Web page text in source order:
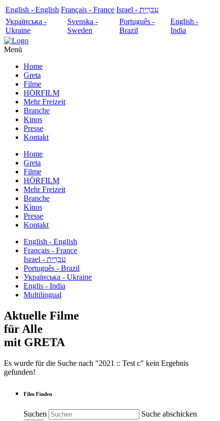
English - English Français - France
עִבְרִית - Israel
Українська -
Ukraine
Svenska -
Sweden
Português -
Brazil
English -
India
Menü
Home
Greta
Filme
HÖRFILM
Mehr Freizeit
Branche
Kinos
Presse
Kontakt
Home
Greta
Filme
HÖRFILM
Mehr Freizeit
Branche
Kinos
Presse
Kontakt
English - English
Français - France
עִבְרִית - Israel
Português - Brazil
Українська - Ukraine
Englis - India
Multilingual
Aktuelle Filme
für Alle
mit GRETA
Es wurde für die Suche nach "2021 :: Test c" kein Ergebnis
gefunden!
Film Finden
Suchen Suche abschicken